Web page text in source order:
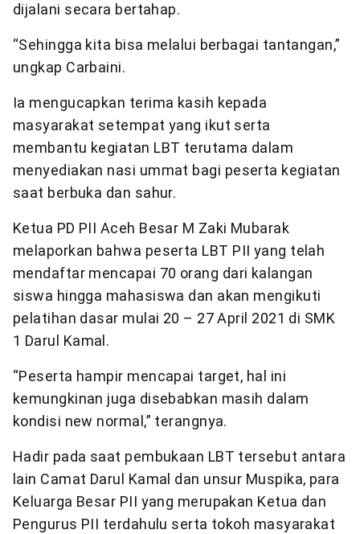
dijalani secara bertahap.
“Sehingga kita bisa melalui berbagai tantangan,”
ungkap Carbaini.
Ia mengucapkan terima kasih kepada
masyarakat setempat yang ikut serta
membantu kegiatan LBT terutama dalam
menyediakan nasi ummat bagi peserta kegiatan
saat berbuka dan sahur.
Ketua PD PII Aceh Besar M Zaki Mubarak
melaporkan bahwa peserta LBT PII yang telah
mendaftar mencapai 70 orang dari kalangan
siswa hingga mahasiswa dan akan mengikuti
pelatihan dasar mulai 20 – 27 April 2021 di SMK
1 Darul Kamal.
“Peserta hampir mencapai target, hal ini
kemungkinan juga disebabkan masih dalam
kondisi new normal,” terangnya.
Hadir pada saat pembukaan LBT tersebut antara
lain Camat Darul Kamal dan unsur Muspika, para
Keluarga Besar PII yang merupakan Ketua dan
Pengurus PII terdahulu serta tokoh masyarakat